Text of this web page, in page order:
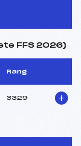
FFS 2026)
Rang
3329